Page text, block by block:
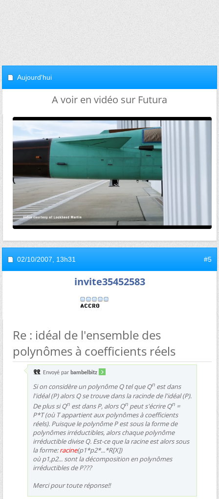
Aujourd'hui
A voir en vidéo sur Futura
02/10/2007, 13h31 #5
invite35452583
Re : idéal de l'ensemble des
polynômes à coefficients réels
Envoyé par bambelbitz
Si on considère un polynôme Q tel que Qn est dans
l'idéal (P) alors Q se trouve dans la racinde de l'idéal (P).
De plus si Qn est dans P, alors Qn peut s'écrire Qn =
P*T (où T appartient aux polynômes à coefficients
réels). Puisque le polynôme P est sous la forme de
polynômes irréductibles, alors chaque polynôme
irréductible divise Q. Est-ce que la racine est alors sous
la forme:racine(p1*p2*...*R[X])
où p1,p2... sont la décomposition en polynômes
irréductibles de P???
Merci pour toute réponse!!